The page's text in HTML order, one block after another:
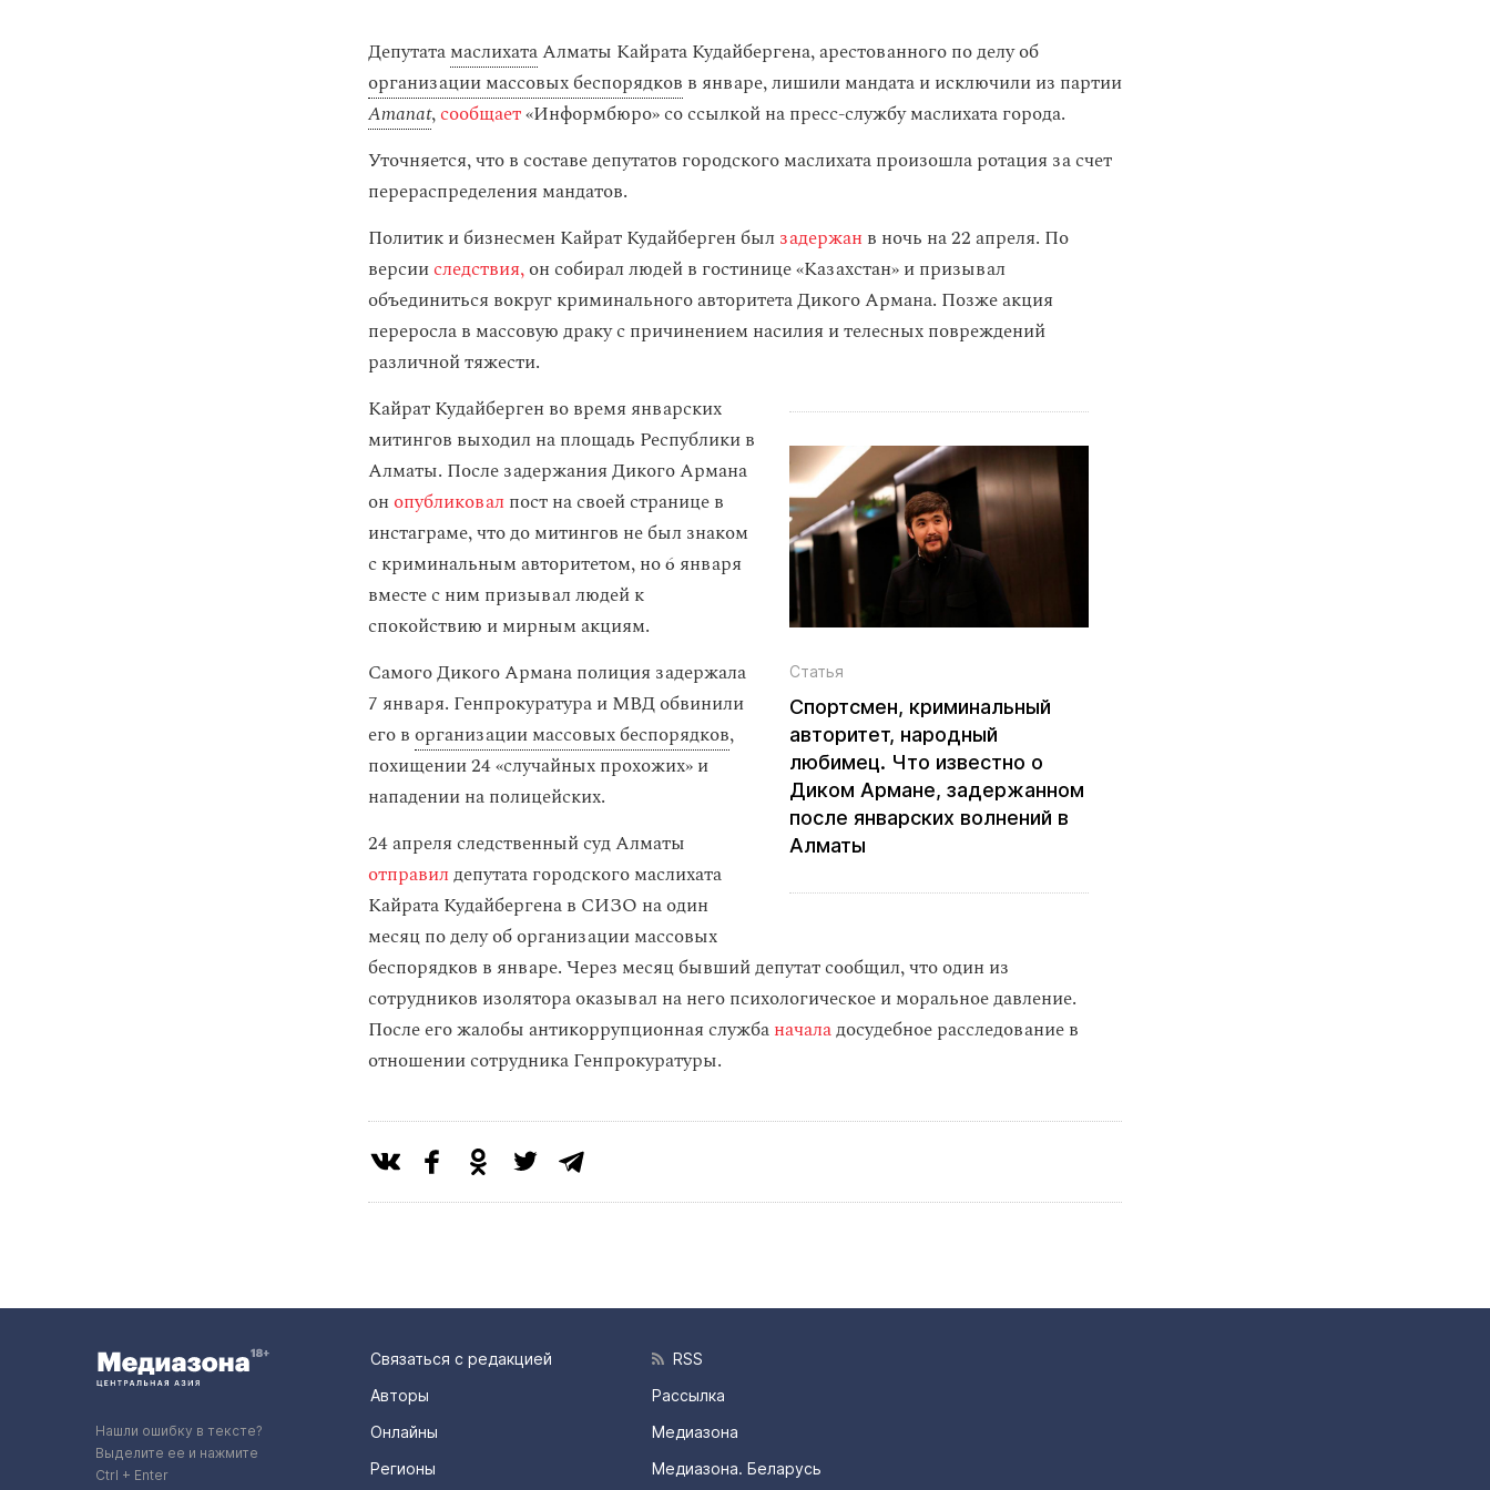
ДепутатамаслихатаАлматы Кайрата Кудайбергена, арестованного по делу об
организации массовых беспорядков в январе, лишили мандата и исключили из партии
Amanat,сообщает«Информбюро» со ссылкой на пресс-службу маслихата города.
Уточняется, что в составе депутатов городского маслихата произошла ротация за счет
перераспределения мандатов.
Политик и бизнесмен Кайрат Кудайберген был задержан в ночь на 22 апреля. По
версииследствия,он собирал людей в гостинице «Казахстан» и призывал
объединиться вокруг криминального авторитета Дикого Армана. Позже акция
переросла в массовую драку с причинением насилия и телесных повреждений
различной тяжести.
Статья
Спортсмен, криминальный
авторитет, народный
любимец. Что известно о
Диком Армане, задержанном
после январских волнений в
Алматы
Кайрат Кудайберген во время январских
митингов выходил на площадь Республики в
Алматы. После задержания Дикого Армана
он опубликовал пост на своей странице в
инстаграме, что до митингов не был знаком
с криминальным авторитетом, но 6 января
вместе с ним призывал людей к
спокойствию и мирным акциям.
Самого Дикого Армана полиция задержала
7 января. Генпрокуратура и МВД обвинили
его в организации массовых беспорядков,
похищении 24 «случайных прохожих» и
нападении на полицейских.
24 апреля следственный суд Алматы
отправилдепутата городского маслихата
Кайрата Кудайбергена в СИЗО на один
месяц по делу об организации массовых
беспорядков в январе. Через месяц бывший депутат сообщил, что один из
сотрудников изолятора оказывал на него психологическое и моральное давление.
После его жалобы антикоррупционная службаначаладосудебное расследование в
отношении сотрудника Генпрокуратуры.
Нашли ошибку в тексте?
Выделите ее и нажмите
Ctrl + Enter
Связаться с редакцией
Авторы
Онлайны
Регионы
RSS
Рассылка
Медиазона
Медиазона. Беларусь